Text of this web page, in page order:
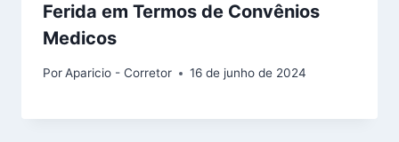
Ferida em Termos de Convênios
Medicos
PorAparicio - Corretor 16 de junho de 2024